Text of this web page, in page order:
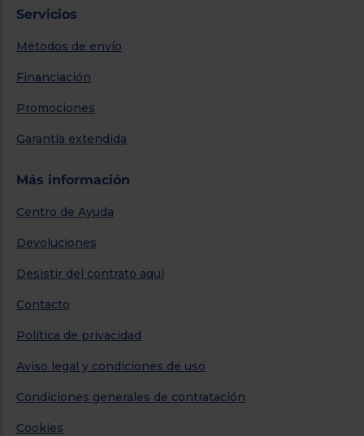
Servicios
Métodos de envío
Financiación
Promociones
Garantía extendida
Más información
Centro de Ayuda
Devoluciones
Desistir del contrato aquí
Contacto
Política de privacidad
Aviso legal y condiciones de uso
Condiciones generales de contratación
Cookies